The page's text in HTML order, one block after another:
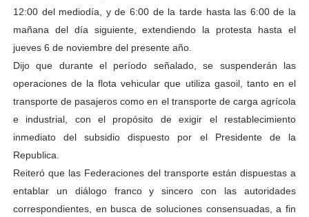
12:00 del mediodía, y de 6:00 de la tarde hasta las 6:00 de la
mañana del día siguiente, extendiendo la protesta hasta el
jueves 6 de noviembre del presente año.
Dijo que durante el período señalado, se suspenderán las
operaciones de la flota vehicular que utiliza gasoil, tanto en el
transporte de pasajeros como en el transporte de carga agrícola
e industrial, con el propósito de exigir el restablecimiento
inmediato del subsidio dispuesto por el Presidente de la
Republica.
Reiteró que las Federaciones del transporte están dispuestas a
entablar un diálogo franco y sincero con las autoridades
correspondientes, en busca de soluciones consensuadas, a fin